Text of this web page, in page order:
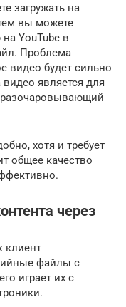
загружать на
вы можете
YouTube в
Проблема
видео будет сильно
является для
разочаровывающий
хотя и требует
общее качество
через
клиент
файлы с
играет их с